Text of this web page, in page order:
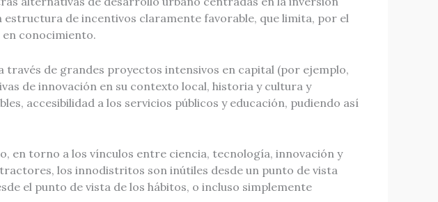
estructura de incentivos claramente favorable, que limita, por el
conocimiento.
de grandes proyectos intensivos en capital (por ejemplo,
de innovación en su contexto local, historia y cultura y
accesibilidad a los servicios públicos y educación, pudiendo así
en torno a los vínculos entre ciencia, tecnología, innovación y
los innodistritos son inútiles desde un punto de vista
el punto de vista de los hábitos, o incluso simplemente